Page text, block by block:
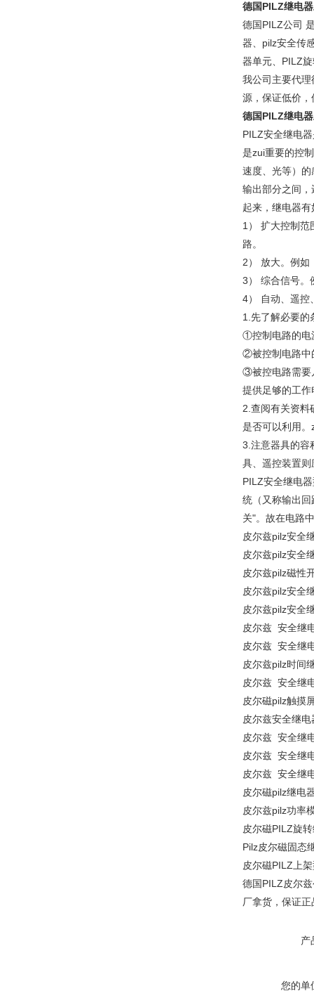
德国PILZ继电
德国PILZ公司
器、pilz安全传
器单元、PILZ
我公司主要代
源，保证低价
德国PILZ继电
PILZ安全继电
是zui重要的控
速度、光等）的
输出部分之间
起来，继电器
1） 扩大控制范
路。
2） 放大。例如
3） 综合信号。
4） 自动、遥控
1.先了解必要的
①控制电路的电
②被控制电路中
③被控电路需要
提供足够的工
2.查阅有关资料
是否可以利用
3.注意器具的容
具、遥控装置
PILZ安全继电
统（又称输出
关"。故在电路
皮尔兹pilz安
皮尔兹pilz安全
皮尔兹pilz磁性
皮尔兹pilz安全
皮尔兹pilz安
皮尔兹 安全继
皮尔兹 安全继
皮尔兹pilz时间
皮尔兹 安全继
皮尔磁pilz触
皮尔兹安全继
皮尔兹 安全继
皮尔兹 安全继
皮尔兹 安全继
皮尔磁pilz继
皮尔兹pilz功
皮尔磁PILZ旋
Pilz皮尔磁固
皮尔磁PILZ上
德国PILZ皮尔
厂拿货，保证
产
您的单